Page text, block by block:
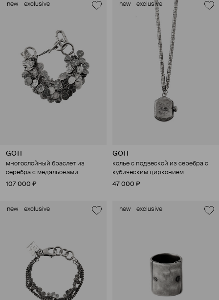
new exclusive
GOTI
многослойный браслет из
серебра с медальонами
107 000 ₽
new exclusive
GOTI
колье с подвеской из серебра с
кубическим цирконием
47 000 ₽
new exclusive new exclusive